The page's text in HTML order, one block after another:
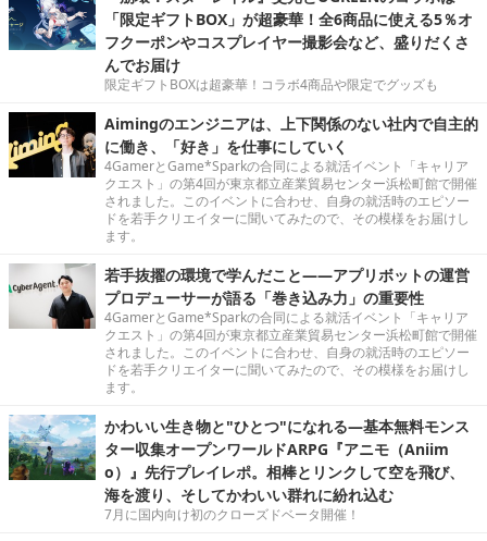
「限定ギフトBOX」が超豪華！全6商品に使える5％オ
フクーポンやコスプレイヤー撮影会など、盛りだくさ
んでお届け
限定ギフトBOXは超豪華！コラボ4商品や限定でグッズも
Aimingのエンジニアは、上下関係のない社内で自主的
に働き、「好き」を仕事にしていく
4GamerとGame*Sparkの合同による就活イベント「キャリア
クエスト」の第4回が東京都立産業貿易センター浜松町館で開催
されました。このイベントに合わせ、自身の就活時のエピソー
ドを若手クリエイターに聞いてみたので、その模様をお届けし
ます。
若手抜擢の環境で学んだこと――アプリボットの運営
プロデューサーが語る「巻き込み力」の重要性
4GamerとGame*Sparkの合同による就活イベント「キャリア
クエスト」の第4回が東京都立産業貿易センター浜松町館で開催
されました。このイベントに合わせ、自身の就活時のエピソー
ドを若手クリエイターに聞いてみたので、その模様をお届けし
ます。
かわいい生き物と"ひとつ"になれる―基本無料モンス
ター収集オープンワールドARPG『アニモ（Aniim
o）』先行プレイレポ。相棒とリンクして空を飛び、
海を渡り、そしてかわいい群れに紛れ込む
7月に国内向け初のクローズドベータ開催！